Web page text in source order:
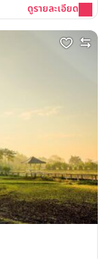
ดูรายละเอียด